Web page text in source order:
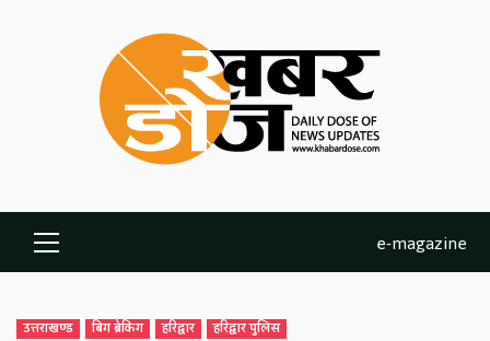
Primary
Menu
e-magazine
उत्तराखण्ड बिग ब्रेकिंग हरिद्वार हरिद्वार पुलिस